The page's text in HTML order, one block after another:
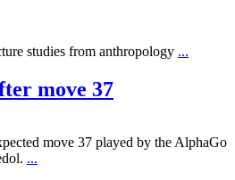
studies from anthropology ...
move 37
move 37 played by the AlphaGo
...